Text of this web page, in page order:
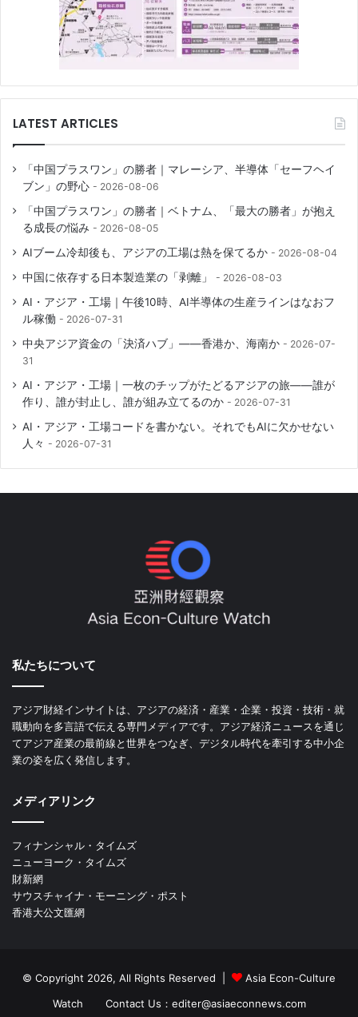
LATEST ARTICLES
「中国プラスワン」の勝者｜マレーシア、半導体「セーフヘイ
ブン」の野心
2026-08-06
「中国プラスワン」の勝者｜ベトナム、「最大の勝者」が抱え
る成長の悩み
2026-08-05
AIブーム冷却後も、アジアの工場は熱を保てるか 2026-08-04
中国に依存する日本製造業の「剥離」 2026-08-03
AI・アジア・工場｜午後10時、AI半導体の生産ラインはなおフ
ル稼働
2026-07-31
中央アジア資金の「決済ハブ」――香港か、海南か
2026-07-
31
AI・アジア・工場｜一枚のチップがたどるアジアの旅――誰が
作り、誰が封止し、誰が組み立てるのか
2026-07-31
AI・アジア・工場コードを書かない。それでもAIに欠かせない
人々
2026-07-31
私たちについて
アジア財経インサイトは、アジアの経済・産業・企業・投資・技術・就
職動向を多言語で伝える専門メディアです。アジア経済ニュースを通じ
てアジア産業の最前線と世界をつなぎ、デジタル時代を牽引する中小企
業の姿を広く発信します。
メディアリンク
フィナンシャル・タイムズ
ニューヨーク・タイムズ
財新網
サウスチャイナ・モーニング・ポスト
香港大公文匯網
© Copyright 2026, All Rights Reserved |
Asia Econ-Culture
Watch Contact Us：editer@asiaeconnews.com